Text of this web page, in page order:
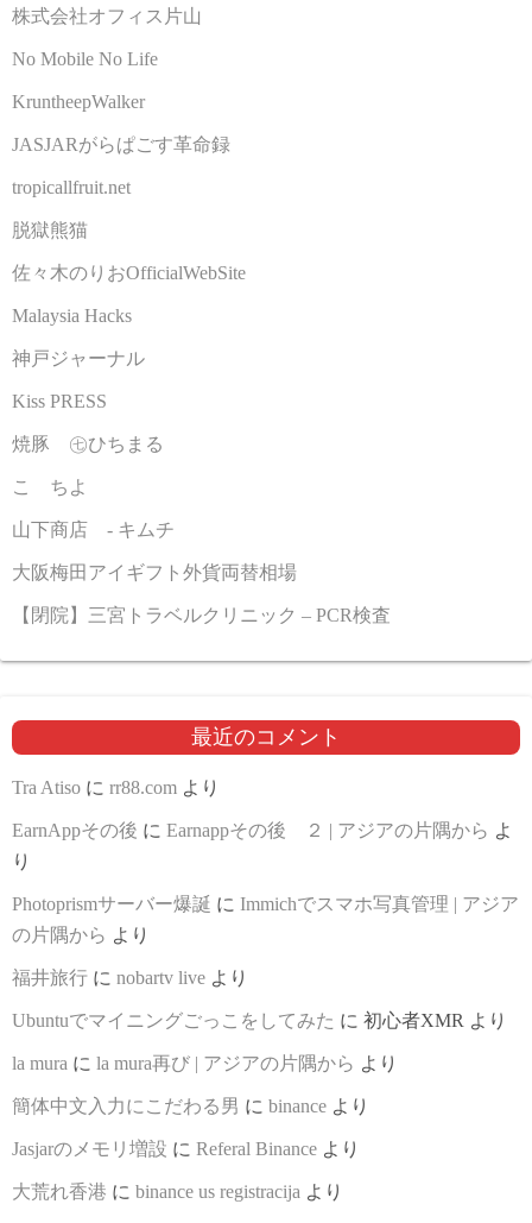
株式会社オフィス片山
No Mobile No Life
KruntheepWalker
JASJARがらぱごす革命録
tropicallfruit.net
脱獄熊猫
佐々木のりおOfficialWebSite
Malaysia Hacks
神戸ジャーナル
Kiss PRESS
焼豚 ㊆ひちまる
こゝちよ
山下商店 - キムチ
大阪梅田アイギフト外貨両替相場
【閉院】三宮トラベルクリニック – PCR検査
最近のコメント
Tra Atiso に rr88.com より
EarnAppその後 に Earnappその後 ２ | アジアの片隅から よ
り
Photoprismサーバー爆誕 に Immichでスマホ写真管理 | アジア
の片隅から より
福井旅行 に nobartv live より
Ubuntuでマイニングごっこをしてみた に 初心者XMR より
la mura に la mura再び | アジアの片隅から より
簡体中文入力にこだわる男 に binance より
Jasjarのメモリ増設 に Referal Binance より
大荒れ香港 に binance us registracija より